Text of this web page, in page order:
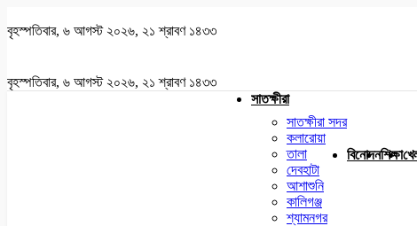
বৃহস্পতিবার, ৬ আগস্ট ২০২৬, ২১ শ্রাবণ ১৪৩৩
বৃহস্পতিবার, ৬ আগস্ট ২০২৬, ২১ শ্রাবণ ১৪৩৩
সাতক্ষীরা
সাতক্ষীরা সদর
কলারোয়া
তালা
দেবহাটা
আশাশুনি
কালিগঞ্জ
শ্যামনগর
বিনোদনশিক্ষা